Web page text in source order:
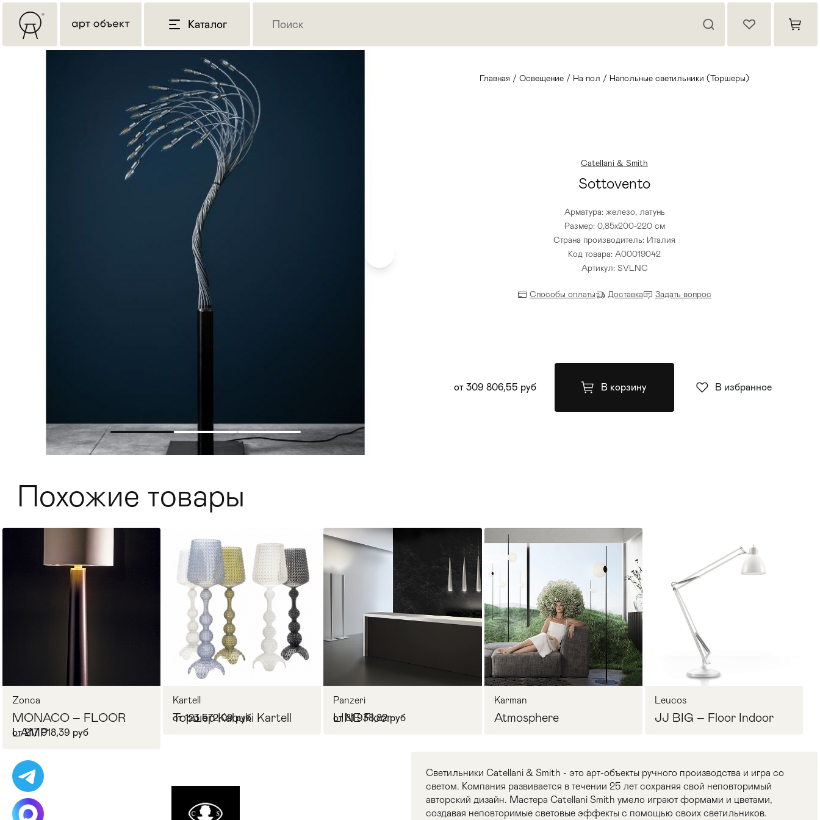
Каталог
Кровати Комоды и тумбы
Мебель для ванных комнат > Двери и перегородки
Главная / Освещение / На пол / Напольные светильники (Торшеры)
Catellani & Smith
Sottovento
Арматура: железо, латунь
Размер: 0,85х200-220 см
Страна производитель: Италия
Код товара: A00019042
Артикул: SVLNC
Способы оплаты Доставка Задать вопрос
от 309 806,55 руб В корзину В избранное
Похожие товары
Zonca
MONACO – FLOOR
LAMP
от 217 018,39 руб
Kartell
Торшер Kabuki Kartell
от 123 572,09 руб
Panzeri
LINE Floor
от 81 938,82 руб
Karman
Atmosphere
Leucos
JJ BIG – Floor Indoor
Cветильники Catellani & Smith - это арт-объекты ручного производства и игра со
светом. Компания развивается в течении 25 лет сохраняя свой неповторимый
авторский дизайн. Мастера Catellani Smith умело играют формами и цветами,
создавая неповторимые световые эффекты с помощью своих светильников.